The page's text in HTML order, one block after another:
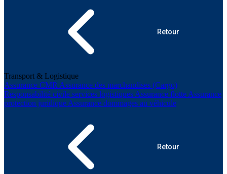
Retour
Transport & Logistique
Assurance CMR Assurance des marchandises (Cargo)
Responsabilité civile services logistiques Assurance flotte Assurance
protection juridique Assurance dommages au véhicule
Retour